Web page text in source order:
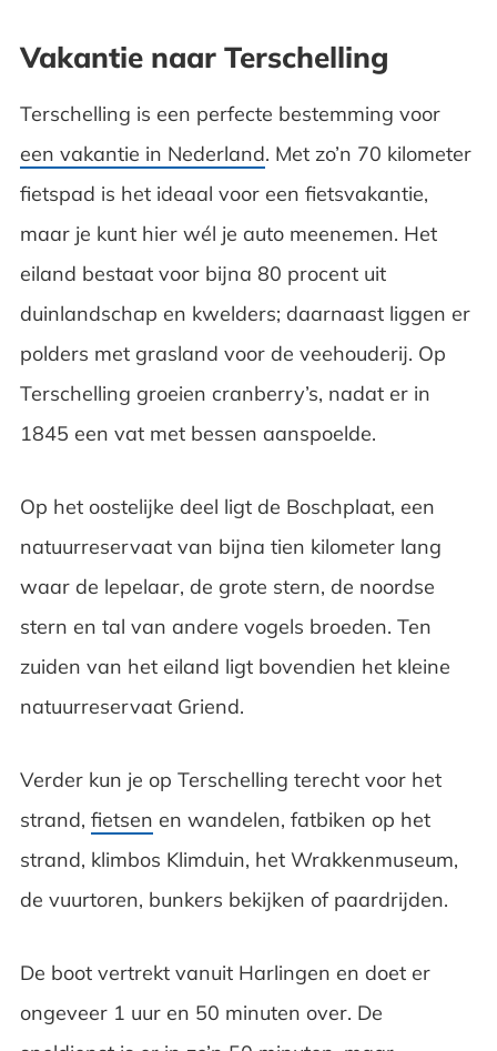
Vakantie naar Terschelling
Terschelling is een perfecte bestemming voor
een vakantie in Nederland. Met zo’n 70 kilometer
fietspad is het ideaal voor een fietsvakantie,
maar je kunt hier wél je auto meenemen. Het
eiland bestaat voor bijna 80 procent uit
duinlandschap en kwelders; daarnaast liggen er
polders met grasland voor de veehouderij. Op
Terschelling groeien cranberry’s, nadat er in
1845 een vat met bessen aanspoelde.
Op het oostelijke deel ligt de Boschplaat, een
natuurreservaat van bijna tien kilometer lang
waar de lepelaar, de grote stern, de noordse
stern en tal van andere vogels broeden. Ten
zuiden van het eiland ligt bovendien het kleine
natuurreservaat Griend.
Verder kun je op Terschelling terecht voor het
strand, fietsen en wandelen, fatbiken op het
strand, klimbos Klimduin, het Wrakkenmuseum,
de vuurtoren, bunkers bekijken of paardrijden.
De boot vertrekt vanuit Harlingen en doet er
ongeveer 1 uur en 50 minuten over. De